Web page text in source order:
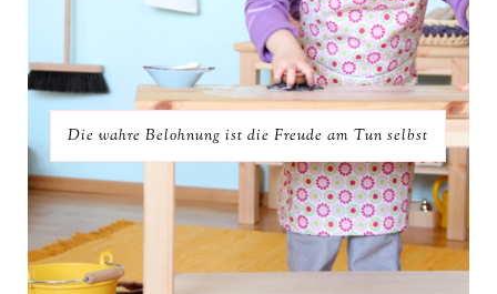
Die wahre Belohnung ist die Freude am Tun selbst